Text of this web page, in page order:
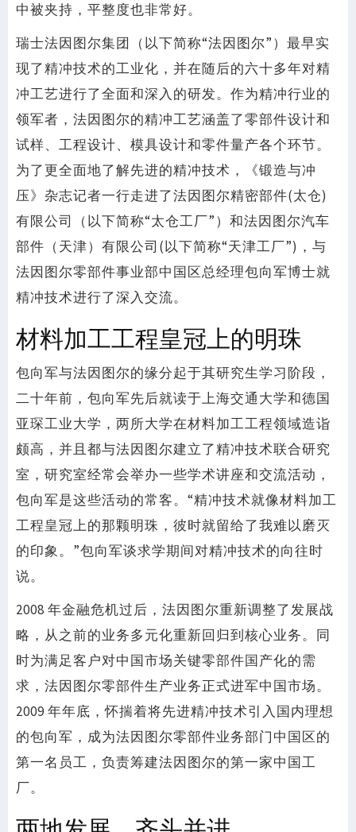
中被夹持，平整度也非常好。
瑞士法因图尔集团（以下简称“法因图尔”）最早实
现了精冲技术的工业化，并在随后的六十多年对精
冲工艺进行了全面和深入的研发。作为精冲行业的
领军者，法因图尔的精冲工艺涵盖了零部件设计和
试样、工程设计、模具设计和零件量产各个环节。
为了更全面地了解先进的精冲技术，《锻造与冲
压》杂志记者一行走进了法因图尔精密部件(太仓)
有限公司（以下简称“太仓工厂”）和法因图尔汽车
部件（天津）有限公司(以下简称“天津工厂”)，与
法因图尔零部件事业部中国区总经理包向军博士就
精冲技术进行了深入交流。
材料加工工程皇冠上的明珠
包向军与法因图尔的缘分起于其研究生学习阶段，
二十年前，包向军先后就读于上海交通大学和德国
亚琛工业大学，两所大学在材料加工工程领域造诣
颇高，并且都与法因图尔建立了精冲技术联合研究
室，研究室经常会举办一些学术讲座和交流活动，
包向军是这些活动的常客。“精冲技术就像材料加工
工程皇冠上的那颗明珠，彼时就留给了我难以磨灭
的印象。”包向军谈求学期间对精冲技术的向往时
说。
2008 年金融危机过后，法因图尔重新调整了发展战
略，从之前的业务多元化重新回归到核心业务。同
时为满足客户对中国市场关键零部件国产化的需
求，法因图尔零部件生产业务正式进军中国市场。
2009 年年底，怀揣着将先进精冲技术引入国内理想
的包向军，成为法因图尔零部件业务部门中国区的
第一名员工，负责筹建法因图尔的第一家中国工
厂。